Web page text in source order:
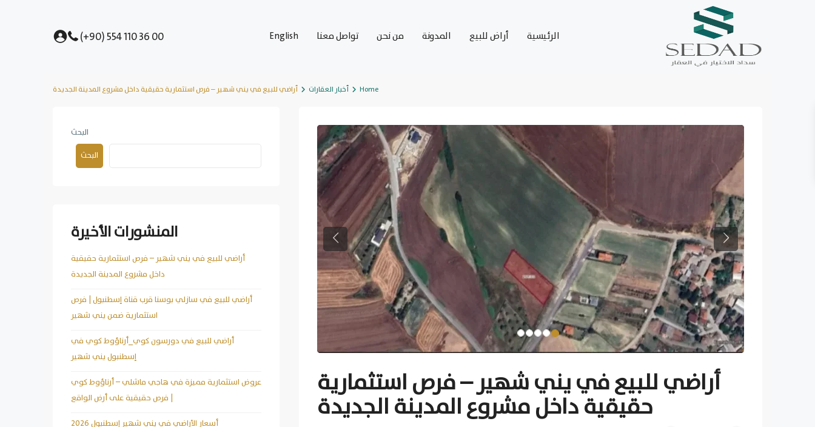
الرئيسية أراض للبيع المدونة من نحن تواصل معنا English
(+90) 554 110 36 00
Home أخبار العقارات أراضي للبيع في يني شهير – فرص استثمارية حقيقية داخل مشروع المدينة الجديدة
Previous Next
أراضي للبيع في يني شهير – فرص استثمارية
حقيقية داخل مشروع المدينة الجديدة
البحث
البحث
المنشورات الأخيرة
أراضي للبيع في يني شهير – فرص استثمارية حقيقية
داخل مشروع المدينة الجديدة
أراضي للبيع في سازلي بوسنا قرب قناة إسطنبول | فرص
استثمارية ضمن يني شهير
أراضي للبيع في دورسون كوي_أرناؤوط كوي في
إسطنبول يني شهير
عروض استثمارية مميزة في هاجي ماشلي – أرناؤوط كوي
| فرص حقيقية على أرض الواقع
أسعار الأراضي في يني شهير إسطنبول 2026